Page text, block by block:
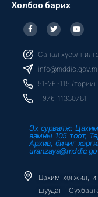
Холбоо барих
F
a
c
b
o
o
k
f
T
w
i
t
r
Y
o
u
u
e
Санал хүсэлт
51-265115 /
+976-11330781
Эх сурвалж:
яамны 105 тоот,
Архив, бичиг
Цахим хөгжил,
шуудан,